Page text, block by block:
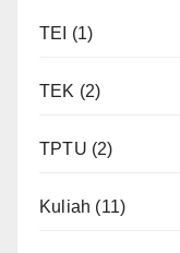
TEI (1)
TEK (2)
TPTU (2)
Kuliah (11)